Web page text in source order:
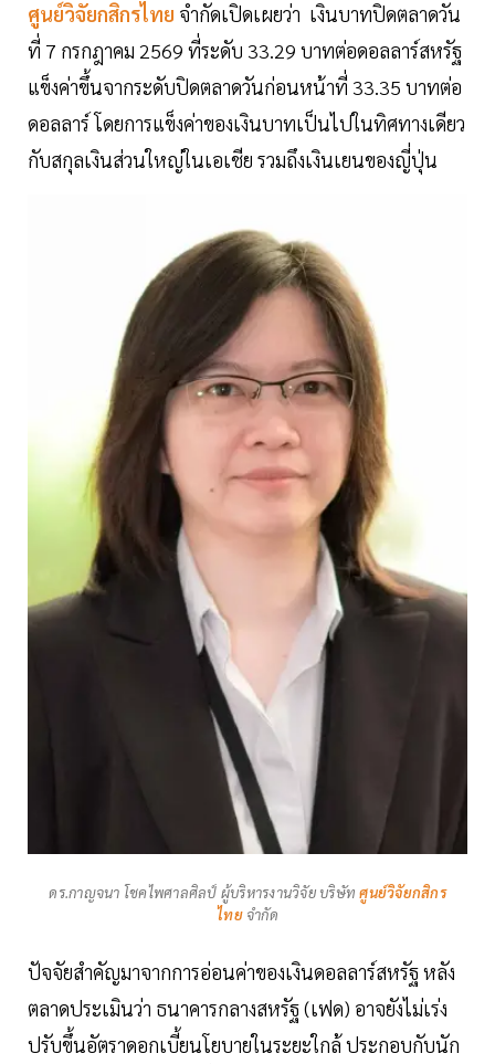
ศูนย์วิจัยกสิกรไทย จำกัดเปิดเผยว่า เงินบาทปิดตลาดวัน
ที่ 7 กรกฎาคม 2569 ที่ระดับ 33.29 บาทต่อดอลลาร์สหรัฐ
แข็งค่าขึ้นจากระดับปิดตลาดวันก่อนหน้าที่ 33.35 บาทต่อ
ดอลลาร์ โดยการแข็งค่าของเงินบาทเป็นไปในทิศทางเดียว
กับสกุลเงินส่วนใหญ่ในเอเชีย รวมถึงเงินเยนของญี่ปุ่น
ดร.กาญจนา โชคไพศาลศิลป์ ผู้บริหารงานวิจัย บริษัท ศูนย์วิจัยกสิกร
ไทย จำกัด
ปัจจัยสำคัญมาจากการอ่อนค่าของเงินดอลลาร์สหรัฐ หลัง
ตลาดประเมินว่า ธนาคารกลางสหรัฐ (เฟด) อาจยังไม่เร่ง
ปรับขึ้นอัตราดอกเบี้ยนโยบายในระยะใกล้ ประกอบกับนัก